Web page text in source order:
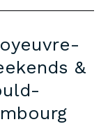
&